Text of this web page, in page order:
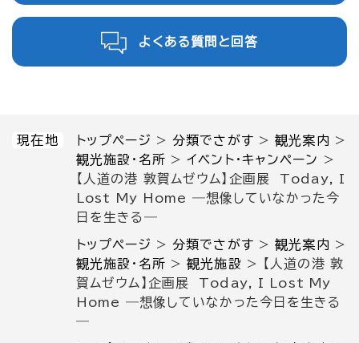
現在地 トップページ >分類でさがす >観光案内 >
観光施設・名所 >イベント・キャンペーン
>
【人道の港 敦賀ムゼウム】企画展 Today, I
Lost My Home ―想像していなかった今
日を生きる―
トップページ >分類でさがす >観光案内 >
観光施設・名所 >観光施設 >
【人道の港 敦
賀ムゼウム】企画展 Today, I Lost My
Home ―想像していなかった今日を生きる
―
よくある質問と回答